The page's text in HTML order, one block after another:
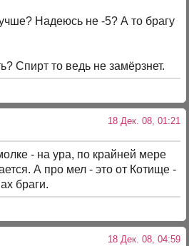
Надеюсь не -5? А то брагу
Спирт то ведь не замёрзнет.
18 Дек. 08, 01:21
- на ура, по крайней мере
А про мел - это от Котище -
браги.
18 Дек. 08, 04:59